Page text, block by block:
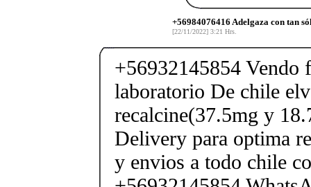
+56984076416 Adelgaza con tan
[22/11/2022] 3:21 Hrs.
+56932145854 Vendo
laboratorio De chile
recalcine(37.5mg y
Delivery para optima
y envios a todo chile